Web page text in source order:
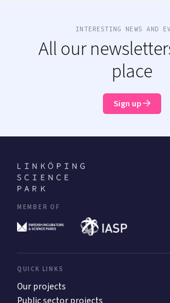
INTERESTING NEWS AND
All our
place
Sign up
MEMBER OF
QUICK LINKS
Our projects